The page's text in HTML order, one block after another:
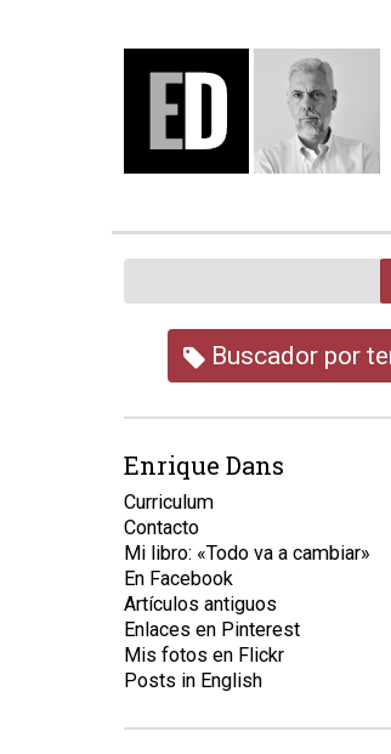
Buscador por
Enrique Dans
Curriculum
Contacto
Mi libro: «Todo va a cambiar»
En Facebook
Artículos antiguos
Enlaces en Pinterest
Mis fotos en Flickr
Posts in English